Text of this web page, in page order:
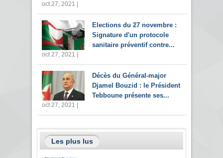
oct 27, 2021 |
Elections du 27 novembre :
Signature d'un protocole
sanitaire préventif contre...
oct 27, 2021 |
Décès du Général-major
Djamel Bouzid : le Président
Tebboune présente ses...
oct 27, 2021 |
Les plus lus